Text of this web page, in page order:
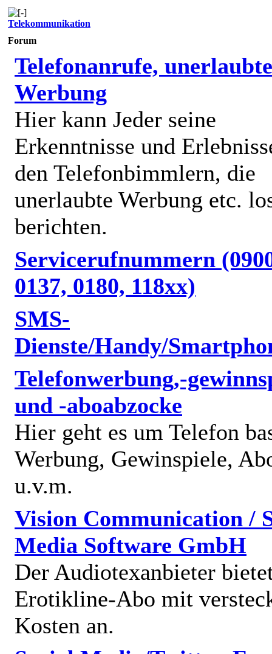
Telekommunikation
Forum
Telefonanrufe, unerlaubte
Werbung
Hier kann Jeder seine
Erkenntnisse und
den Telefonbimmlern, die
unerlaubte Werbung etc.
berichten.
Servicerufnummern
0137, 0180, 118xx)
SMS-
Dienste/Handy/
Telefonwerbung,-
und -aboabzocke
Hier geht es um Telefon
Werbung, Gewinspiele,
u.v.m.
Vision Communication /
Media Software GmbH
Der Audiotexanbieter
Erotikline-Abo mit
Kosten an.